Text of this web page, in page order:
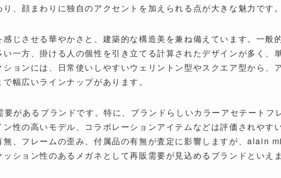
、顔まわりに独自のアクセントを加えられる点が大きな魅力です。
じさせる華やかさと、建築的な構造美を兼ね備えています。一般
一方、掛ける人の個性を引き立てる計算されたデザインが多く、
ョンには、日常使いしやすいウェリントン型やスクエア型から、
幅広いラインナップがあります。
があるブランドです。特に、ブランドらしいカラーアセテートフレ
性の高いモデル、コラボレーションアイテムなどは評価されやす
無、フレームの歪み、付属品の有無が査定に影響しますが、alain
ション性のあるメガネとして再販需要が見込めるブランドといえま